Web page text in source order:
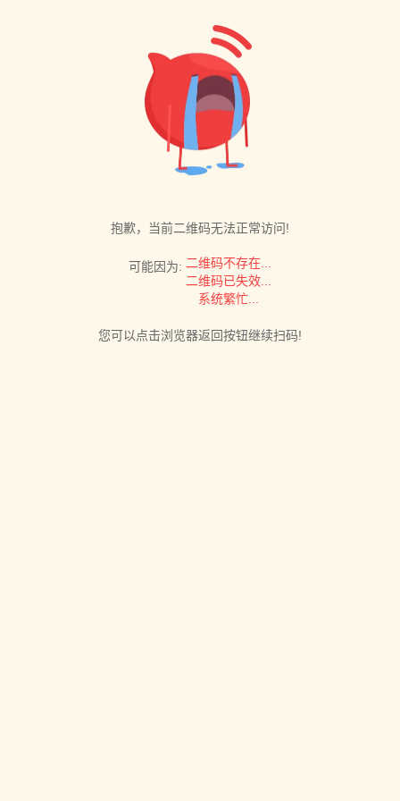
抱歉，当前二维码无法正常访问!
可能因为: 二维码不存在...
二维码已失效...
系统繁忙...
您可以点击浏览器返回按钮继续扫码!